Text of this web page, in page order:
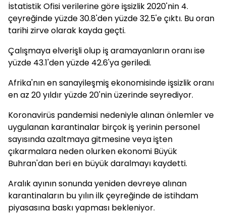
İstatistik Ofisi verilerine göre işsizlik 2020'nin 4.
çeyreğinde yüzde 30.8'den yüzde 32.5'e çıktı. Bu oran
tarihi zirve olarak kayda geçti.
Çalışmaya elverişli olup iş aramayanların oranı ise
yüzde 43.1'den yüzde 42.6'ya geriledi.
Afrika'nın en sanayileşmiş ekonomisinde işsizlik oranı
en az 20 yıldır yüzde 20'nin üzerinde seyrediyor.
Koronavirüs pandemisi nedeniyle alınan önlemler ve
uygulanan karantinalar birçok iş yerinin personel
sayısında azaltmaya gitmesine veya işten
çıkarmalara neden olurken ekonomi Büyük
Buhran'dan beri en büyük daralmayı kaydetti.
Aralık ayının sonunda yeniden devreye alınan
karantinaların bu yılın ilk çeyreğinde de istihdam
piyasasına baskı yapması bekleniyor.